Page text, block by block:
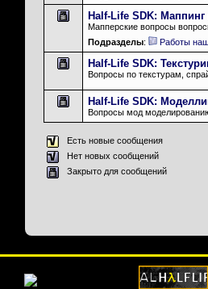
Half-Life SDK: Маппинг
Мапперские вопросы
Подразделы: Работы
Half-Life SDK:
Вопросы по текстурам,
Half-Life SDK:
Вопросы мод
Есть новые сообщения
Нет новых сообщений
Закрыто для сообщений